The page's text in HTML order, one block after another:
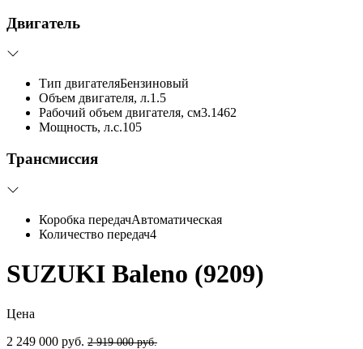
Двигатель
Тип двигателяБензиновый
Объем двигателя, л.1.5
Рабочий объем двигателя, см3.1462
Мощность, л.с.105
Трансмиссия
Коробка передачАвтоматическая
Количество передач4
SUZUKI Baleno (9209)
Цена
2 249 000 руб. 2 919 000 руб.